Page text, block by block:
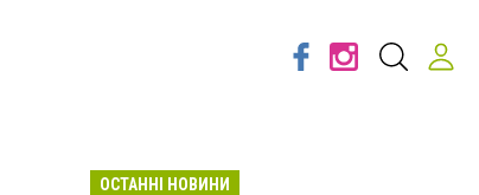
ОСТАННІ НОВИНИ